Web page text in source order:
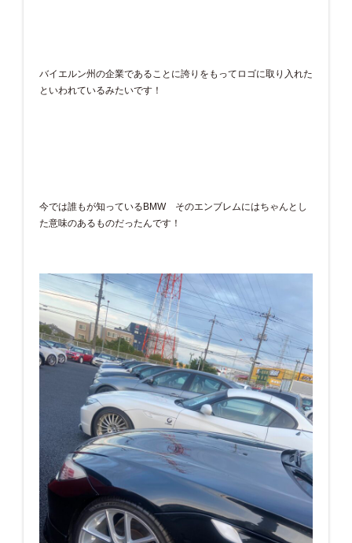
バイエルン州の企業であることに誇りをもってロゴに取り入れた
といわれているみたいです！
今では誰もが知っているBMW そのエンブレムにはちゃんとし
た意味のあるものだったんです！